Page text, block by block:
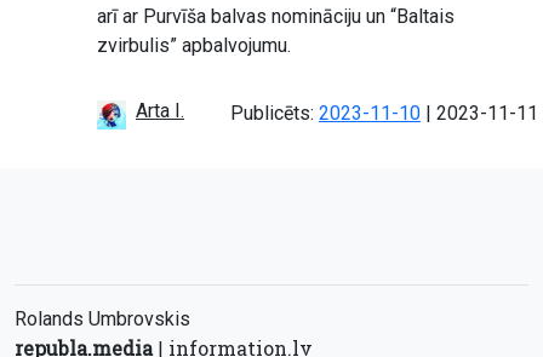
arī ar Purvīša balvas nomināciju un “Baltais
zvirbulis” apbalvojumu.
Arta I. Publicēts: 2023-11-10 Atjaunots:
2023-11-11
Rolands Umbrovskis
republa.media| information.lv